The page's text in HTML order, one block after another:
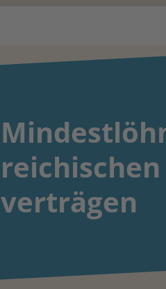
verträgen